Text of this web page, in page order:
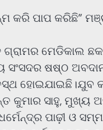
କରି ପାପ କରିଛି”
ମେଡିକାଲ
ଷଷ୍ଠ
ହୋଇଯାଇଛି।ଯୁବ
କୁମାର ସାହୁ,
ପାଢ଼ୀ ଓ